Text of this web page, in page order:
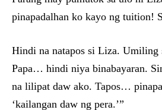
pinapadalhan ko kayo ng tuition!
Hindi na natapos si Liza.
Papa… hindi niya binabayaran.
na lilipat daw ako. Tapos…
‘kailangan daw ng pera.’”